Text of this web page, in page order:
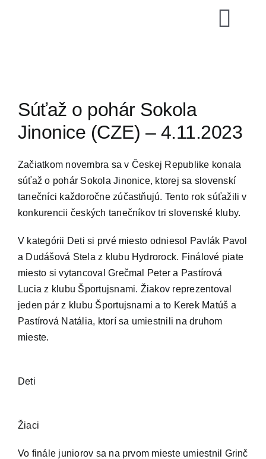
Zoznamy
Video
E-shop
IS
Súťaž o pohár Sokola
Jinonice (CZE) – 4.11.2023
Začiatkom novembra sa v Českej Republike konala
súťaž o pohár Sokola Jinonice, ktorej sa slovenskí
tanečníci každoročne zúčastňujú. Tento rok súťažili v
konkurencii českých tanečníkov tri slovenské kluby.
V kategórii Deti si prvé miesto odniesol Pavlák Pavol
a Dudášová Stela z klubu Hydrorock. Finálové piate
miesto si vytancoval Grečmal Peter a Pastírová
Lucia z klubu Športujsnami. Žiakov reprezentoval
jeden pár z klubu Športujsnami a to Kerek Matúš a
Pastírová Natália, ktorí sa umiestnili na druhom
mieste.
Deti
Žiaci
Vo finále juniorov sa na prvom mieste umiestnil Grinč